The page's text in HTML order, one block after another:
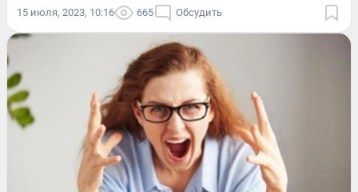
15 июля, 2023, 10:16 665 Обсудить